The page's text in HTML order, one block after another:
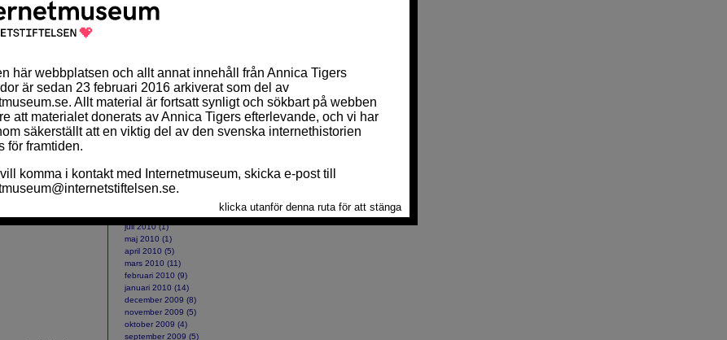
Sön
Mån Ons Fre
Lör
1
2 3 4
5
6
7 8 9 10 11
12
13
14 15 16 17 18
19
20
21 22 23 24 25
26
27
28 29 30 31
ARKIV
oktober 2010 (2)
juli 2010 (1)
maj 2010 (1)
april 2010 (5)
mars 2010 (11)
februari 2010 (9)
januari 2010 (14)
december 2009 (8)
november 2009 (5)
oktober 2009 (4)
september 2009 (5)